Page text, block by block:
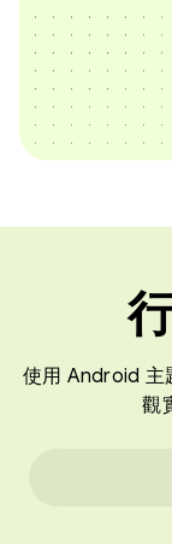
使用 Android 主
觀